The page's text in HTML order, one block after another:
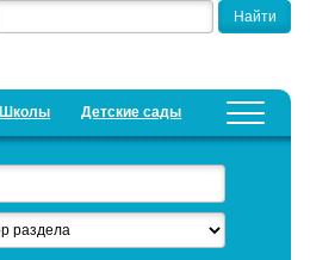
Школы Детские сады
Предложить новость